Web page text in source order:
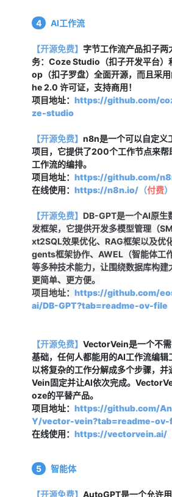
4 AI工作流
【开源免费】 字节工作流产品扣子两
务：Coze Studio（扣子开发平台）
op（扣子罗盘）全面开源，而且采
he 2.0 许可证，支持商用！
项目地址： https://github.com/
ze-studio
【开源免费】 n8n是一个可以自定义
项目，它提供了200个工作节点来帮
工作流的编排。
项目地址： https://github.com/
在线使用： https://n8n.io/（付费）
【开源免费】 DB-GPT是一个AI原生
发框架，它提供开发多模型管理（
xt2SQL效果优化、RAG框架以及优
gents框架协作、AWEL（智能体工作
等多种技术能力，让围绕数据库构建
更简单、更方便。
项目地址： https://github.com/
ai/DB-GPT?tab=readme-ov-file
【开源免费】 VectorVein是一个不
基础，任何人都能用的AI工作流编辑
以将复杂的工作分解成多个步骤，
Vein固定并让AI依次完成。
oze的平替产品。
项目地址： https://github.com/
Y/vector-vein?tab=readme-ov-
在线使用： https://vectorvein.ai/
5 智能体
【开源免费】 AutoGPT是一个允许